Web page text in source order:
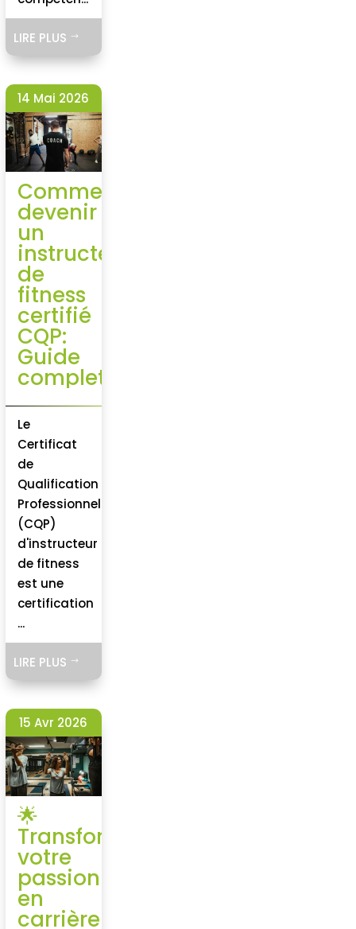
LIRE PLUS $
14 Mai 2026
Comment
devenir
un
instructeur
de
fitness
certifié
CQP:
Guide
complet
Le
Certificat
de
Qualification
Professionnelle
(CQP)
d'instructeur
de fitness
est une
certification
...
LIRE PLUS $
15 Avr 2026
🌟
Transformez
votre
passion
en
carrière